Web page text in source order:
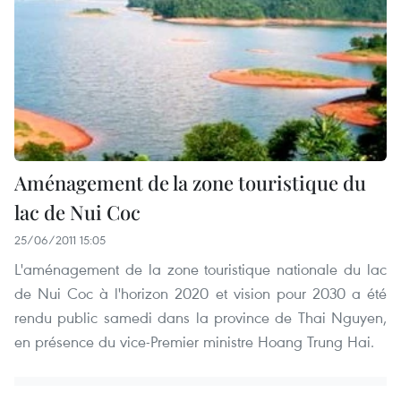
Aménagement de la zone touristique du
lac de Nui Coc
25/06/2011 15:05
L'aménagement de la zone touristique nationale du lac
de Nui Coc à l'horizon 2020 et vision pour 2030 a été
rendu public samedi dans la province de Thai Nguyen,
en présence du vice-Premier ministre Hoang Trung Hai.